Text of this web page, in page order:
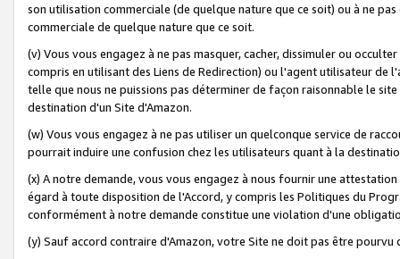
son utilisation commerciale (de quelque nature que ce soit) ou à ne
commerciale de quelque nature que ce soit.
(v) Vous vous engagez à ne pas masquer, cacher, dissimuler ou
compris en utilisant des Liens de Redirection) ou l'agent utilisateur
telle que nous ne puissions pas déterminer de façon raisonnable le
destination d'un Site d'Amazon.
(w) Vous vous engagez à ne pas utiliser un quelconque service de
pourrait induire une confusion chez les utilisateurs quant à la
(x) A notre demande, vous vous engagez à nous fournir une
égard à toute disposition de l'Accord, y compris les Politiques du
conformément à notre demande constitue une violation d'une
(y) Sauf accord contraire d'Amazon, votre Site ne doit pas être